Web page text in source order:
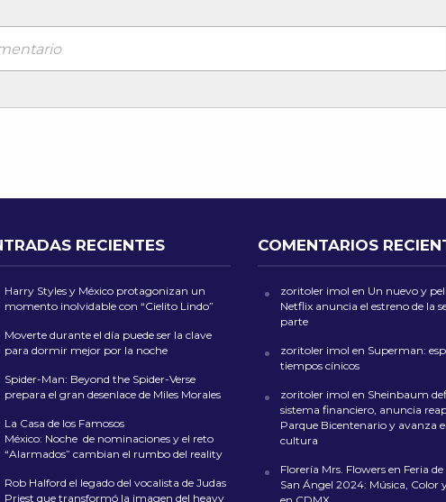
RECIENTES
Harry Styles y México protagonizan un
momento inolvidable con “Cielito Lindo”
Moverte durante el día puede ser la clave
para dormir mejor por la noche
Spider-Man: Beyond the Spider-Verse
prepara el gran desenlace de Miles Morales
La Casa de los Famosos
México: Noche de nominaciones y el reto
“Alarmados” cambian el rumbo del reality
Rob Halford el legado del vocalista de Judas
Priest que transformó la imagen del heavy
COMENTARIOS
zoritoler imol en Un nuevo y
Netflix anuncia el estreno de la
parte
zoritoler imol en Superman:
tiempos cínicos
zoritoler imol en Sheinbaum
sistema financiero, anuncia
Parque Bicentenario y avanza
cultura
Florería Mrs. Flowers en Feria
San Ángel 2024: Música, Color